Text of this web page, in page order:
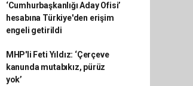
‘Cumhurbaşkanlığı Aday Ofisi’
hesabına Türkiye'den erişim
engeli getirildi
MHP'li Feti Yıldız: ‘Çerçeve
kanunda mutabıkız, pürüz
yok’